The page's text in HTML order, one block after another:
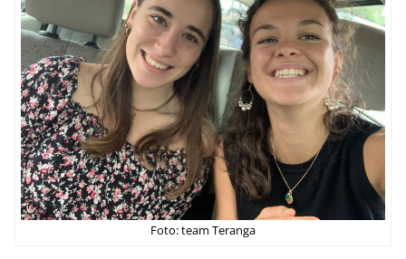
Foto: team Teranga